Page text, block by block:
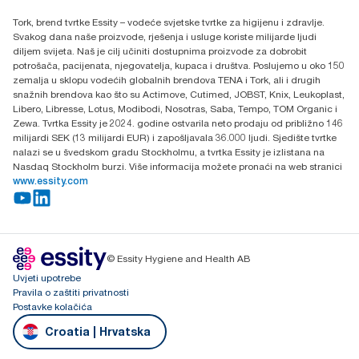
H-1021 Budapest
Budakeszi út 51.
Tork, brend tvrtke Essity – vodeće svjetske tvrtke za higijenu i zdravlje.
Svakog dana naše proizvode, rješenja i usluge koriste milijarde ljudi
diljem svijeta. Naš je cilj učiniti dostupnima proizvode za dobrobit
potrošača, pacijenata, njegovatelja, kupaca i društva. Poslujemo u oko 150
zemalja u sklopu vodećih globalnih brendova TENA i Tork, ali i drugih
snažnih brendova kao što su Actimove, Cutimed, JOBST, Knix, Leukoplast,
Libero, Libresse, Lotus, Modibodi, Nosotras, Saba, Tempo, TOM Organic i
Zewa. Tvrtka Essity je 2024. godine ostvarila neto prodaju od približno 146
milijardi SEK (13 milijardi EUR) i zapošljavala 36.000 ljudi. Sjedište tvrtke
nalazi se u švedskom gradu Stockholmu, a tvrtka Essity je izlistana na
Nasdaq Stockholm burzi. Više informacija možete pronaći na web stranici
www.essity.com
© Essity Hygiene and Health AB
Uvjeti upotrebe
Pravila o zaštiti privatnosti
Postavke kolačića
Croatia | Hrvatska